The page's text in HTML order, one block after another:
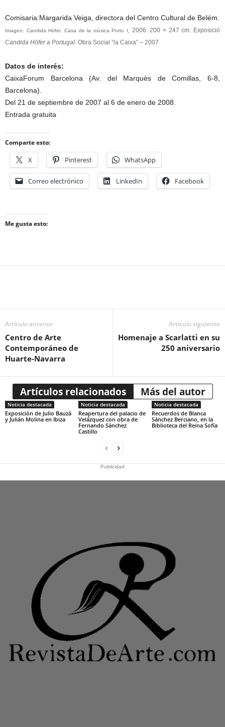
Comisaria:Margarida Veiga, directora del Centro Cultural de Belém.
Imagen: Candida Höfer. Casa de la música Porto I, 2006. 200 × 247 cm. Exposició
Candida Höfer a Portugal. Obra Social ”la Caixa” – 2007
Datos de interés:
CaixaForum Barcelona (Av. del Marquès de Comillas, 6-8,
Barcelona).
Del 21 de septiembre de 2007 al 6 de enero de 2008.
Entrada gratuita
Comparte esto:
X Pinterest WhatsApp
Correo electrónico LinkedIn Facebook
Me gusta esto:
Artículo anterior
Centro de Arte
Contemporáneo de
Huarte-Navarra
Artículo siguiente
Homenaje a Scarlatti en su
250 aniversario
Artículos relacionados Más del autor
Noticia destacada
Exposición de Julio Bauzá
y Julián Molina en Ibiza
Noticia destacada
Reapertura del palacio de
Velázquez con obra de
Fernando Sánchez
Castillo
Noticia destacada
Recuerdos de Blanca
Sánchez Berciano, en la
Biblioteca del Reina Sofía
Publicidad